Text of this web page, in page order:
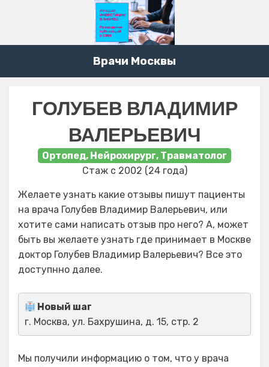
Врачи Москвы
ГОЛУБЕВ ВЛАДИМИР
ВАЛЕРЬЕВИЧ
Ортопед, Нейрохирург, Травматолог
Стаж с 2002 (24 года)
Желаете узнать какие отзывы пишут пациенты
на врача Голубев Владимир Валерьевич, или
хотите сами написать отзыв про него? А, может
быть вы желаете узнать где принимает в Москве
доктор Голубев Владимир Валерьевич? Все это
доступнно далее.
Новый шаг
г. Москва, ул. Бахрушина, д. 15, стр. 2
Мы получили информацию о том, что у врача